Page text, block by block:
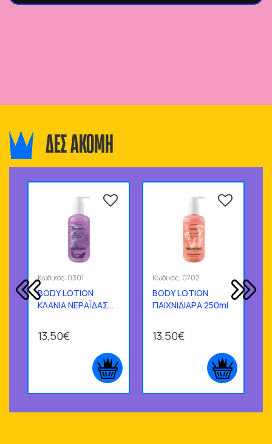
ΔΕΣ ΑΚΟΜΗ
Κωδικός: 0301
BODY LOTION
ΚΛΑΝΙΑ ΝΕΡΑΪΔΑΣ
13,50€
Κωδικός: 0702
BODY LOTION
ΠΑΙΧΝΙΔΙΑΡΑ 250ml
13,50€